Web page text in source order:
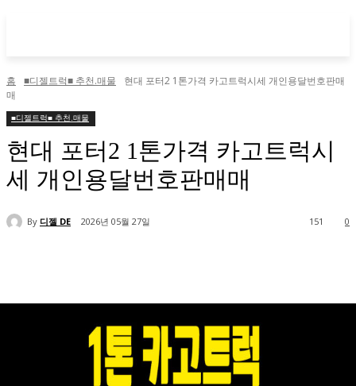
홈 ■디젤트럭■ 추천.매물
현대 포터2 1톤가격 카고트럭시세 개인용달번호판매
매
■디젤트럭■ 추천.매물
현대 포터2 1톤가격 카고트럭시
세 개인용달번호판매매
By 디젤 DE 2026년 05월 27일 0
151